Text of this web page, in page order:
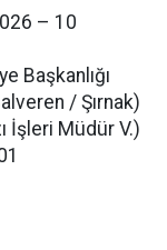
– 10
Başkanlığı
/ Şırnak)
İşleri Müdür V.)